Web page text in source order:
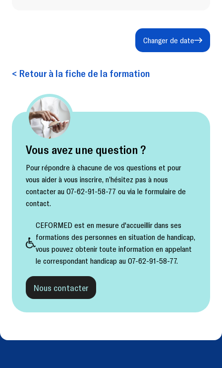
Changer de date
< Retour à la fiche de la formation
Vous avez une question ?
Pour répondre à chacune de vos questions et pour
vous aider à vous inscrire, n’hésitez pas à nous
contacter au 07-62-91-58-77 ou via le formulaire de
contact.
CEFORMED est en mesure d'accueillir dans ses
formations des personnes en situation de handicap,
vous pouvez obtenir toute information en appelant
le correspondant handicap au 07-62-91-58-77.
Nous contacter